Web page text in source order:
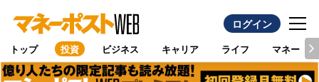
ログイン
トップ 投資 ビジネス キャリア ライフ マネー